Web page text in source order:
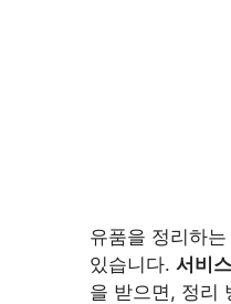
유품을 정리하
있습니다. 서비
을 받으면, 정리